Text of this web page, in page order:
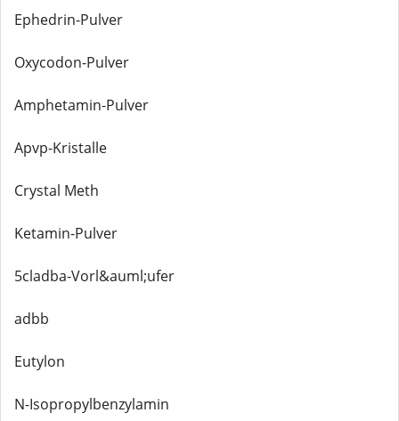
Ephedrin-Pulver
Oxycodon-Pulver
Amphetamin-Pulver
Apvp-Kristalle
Crystal Meth
Ketamin-Pulver
5cladba-Vorl&auml;ufer
adbb
Eutylon
N-Isopropylbenzylamin